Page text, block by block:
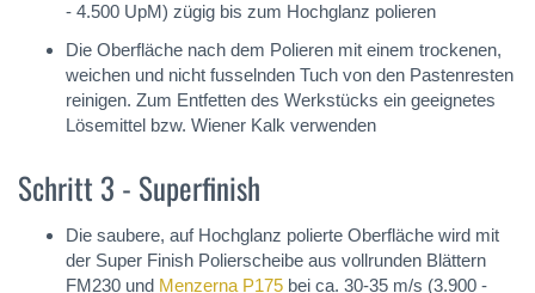
- 4.500 UpM) zügig bis zum Hochglanz polieren
Die Oberfläche nach dem Polieren mit einem trockenen,
weichen und nicht fusselnden Tuch von den Pastenresten
reinigen. Zum Entfetten des Werkstücks ein geeignetes
Lösemittel bzw. Wiener Kalk verwenden
Schritt 3 - Superfinish
Die saubere, auf Hochglanz polierte Oberfläche wird mit
der Super Finish Polierscheibe aus vollrunden Blättern
FM230 und Menzerna P175 bei ca. 30-35 m/s (3.900 -